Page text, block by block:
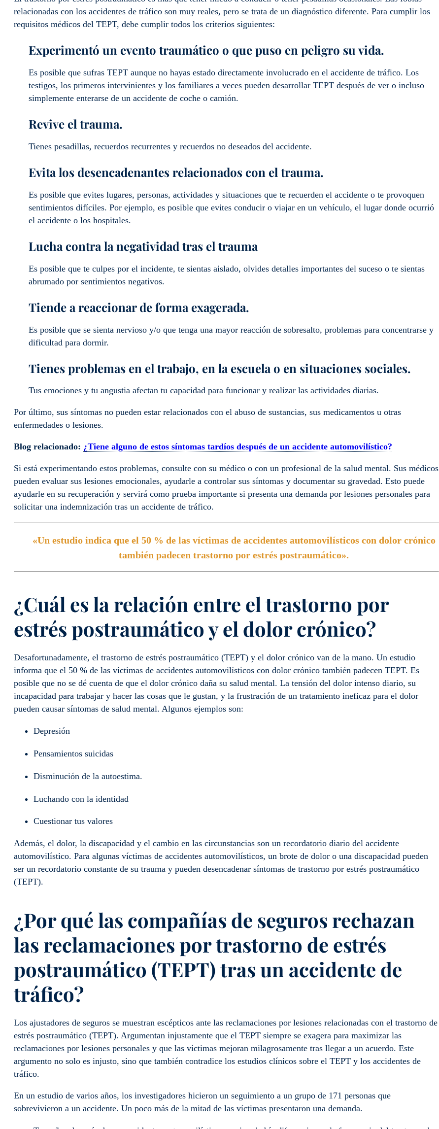
relacionadas con los accidentes de tráfico son muy reales, pero se trata de un diagnóstico diferente. Para cumplir los
requisitos médicos del TEPT, debe cumplir todos los criterios siguientes:
Experimentó un evento traumático o que puso en peligro su vida.
Es posible que sufras TEPT aunque no hayas estado directamente involucrado en el accidente de tráfico. Los
testigos, los primeros intervinientes y los familiares a veces pueden desarrollar TEPT después de ver o incluso
simplemente enterarse de un accidente de coche o camión.
Revive el trauma.
Tienes pesadillas, recuerdos recurrentes y recuerdos no deseados del accidente.
Evita los desencadenantes relacionados con el trauma.
Es posible que evites lugares, personas, actividades y situaciones que te recuerden el accidente o te provoquen
sentimientos difíciles. Por ejemplo, es posible que evites conducir o viajar en un vehículo, el lugar donde ocurrió
el accidente o los hospitales.
Lucha contra la negatividad tras el trauma
Es posible que te culpes por el incidente, te sientas aislado, olvides detalles importantes del suceso o te sientas
abrumado por sentimientos negativos.
Tiende a reaccionar de forma exagerada.
Es posible que se sienta nervioso y/o que tenga una mayor reacción de sobresalto, problemas para concentrarse y
dificultad para dormir.
Tienes problemas en el trabajo, en la escuela o en situaciones sociales.
Tus emociones y tu angustia afectan tu capacidad para funcionar y realizar las actividades diarias.
Por último, sus síntomas no pueden estar relacionados con el abuso de sustancias, sus medicamentos u otras
enfermedades o lesiones.
Blog relacionado: ¿Tiene alguno de estos síntomas tardíos después de un accidente automovilístico?
Si está experimentando estos problemas, consulte con su médico o con un profesional de la salud mental. Sus médicos
pueden evaluar sus lesiones emocionales, ayudarle a controlar sus síntomas y documentar su gravedad. Esto puede
ayudarle en su recuperación y servirá como prueba importante si presenta una demanda por lesiones personales para
solicitar una indemnización tras un accidente de tráfico.
«Un estudio indica que el 50 % de las víctimas de accidentes automovilísticos con dolor crónico
también padecen trastorno por estrés postraumático».
¿Cuál es la relación entre el trastorno por
estrés postraumático y el dolor crónico?
Desafortunadamente, el trastorno de estrés postraumático (TEPT) y el dolor crónico van de la mano. Un estudio
informa que el 50 % de las víctimas de accidentes automovilísticos con dolor crónico también padecen TEPT. Es
posible que no se dé cuenta de que el dolor crónico daña su salud mental. La tensión del dolor intenso diario, su
incapacidad para trabajar y hacer las cosas que le gustan, y la frustración de un tratamiento ineficaz para el dolor
pueden causar síntomas de salud mental. Algunos ejemplos son:
Depresión
Pensamientos suicidas
Disminución de la autoestima.
Luchando con la identidad
Cuestionar tus valores
Además, el dolor, la discapacidad y el cambio en las circunstancias son un recordatorio diario del accidente
automovilístico. Para algunas víctimas de accidentes automovilísticos, un brote de dolor o una discapacidad pueden
ser un recordatorio constante de su trauma y pueden desencadenar síntomas de trastorno por estrés postraumático
(TEPT).
¿Por qué las compañías de seguros rechazan
las reclamaciones por trastorno de estrés
postraumático (TEPT) tras un accidente de
tráfico?
Los ajustadores de seguros se muestran escépticos ante las reclamaciones por lesiones relacionadas con el trastorno de
estrés postraumático (TEPT). Argumentan injustamente que el TEPT siempre se exagera para maximizar las
reclamaciones por lesiones personales y que las víctimas mejoran milagrosamente tras llegar a un acuerdo. Este
argumento no solo es injusto, sino que también contradice los estudios clínicos sobre el TEPT y los accidentes de
tráfico.
En un estudio de varios años, los investigadores hicieron un seguimiento a un grupo de 171 personas que
sobrevivieron a un accidente. Un poco más de la mitad de las víctimas presentaron una demanda.